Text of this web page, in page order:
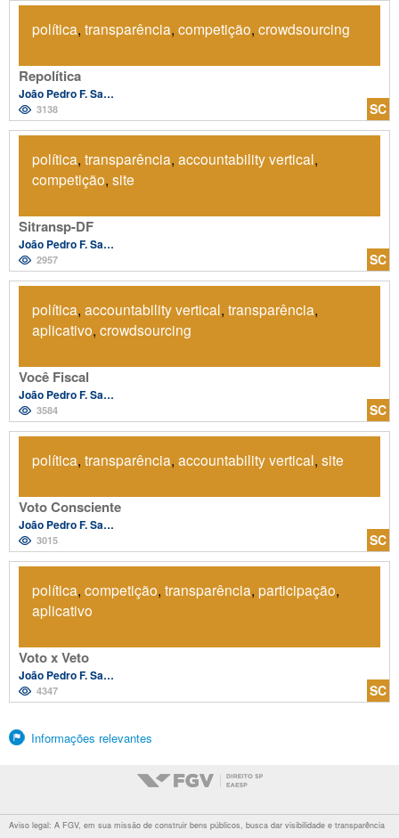
SC
política, transparência, competição, crowdsourcing
Repolítica
João Pedro F. Salvador
3138
SC
política, transparência, accountability vertical,
competição, site
Sitransp-DF
João Pedro F. Salvador
2957
SC
política, accountability vertical, transparência,
aplicativo, crowdsourcing
Você Fiscal
João Pedro F. Salvador
3584
SC
política, transparência, accountability vertical, site
Voto Consciente
João Pedro F. Salvador
3015
SC
política, competição, transparência, participação,
aplicativo
Voto x Veto
João Pedro F. Salvador
4347
Informações relevantes
Aviso legal: A FGV, em sua missão de construir bens públicos, busca dar visibilidade e transparência